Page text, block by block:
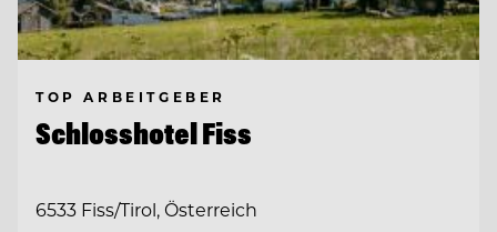
TOP ARBEITGEBER
Schlosshotel Fiss
6533 Fiss/Tirol, Österreich